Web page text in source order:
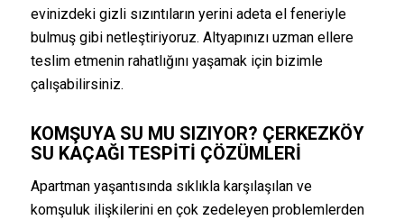
evinizdeki gizli sızıntıların yerini adeta el feneriyle
bulmuş gibi netleştiriyoruz. Altyapınızı uzman ellere
teslim etmenin rahatlığını yaşamak için bizimle
çalışabilirsiniz.
KOMŞUYA SU MU SIZIYOR? ÇERKEZKÖY
SU KAÇAĞI TESPITI ÇÖZÜMLERI
Apartman yaşantısında sıklıkla karşılaşılan ve
komşuluk ilişkilerini en çok zedeleyen problemlerden